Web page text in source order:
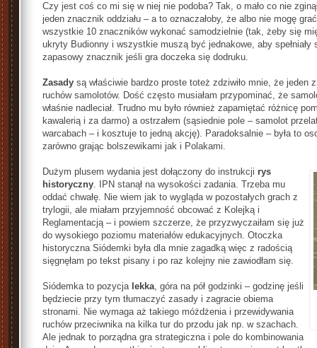
Czy jest coś co mi się w niej nie podoba? Tak, o mało co nie
jeden znacznik oddziału – a to oznaczałoby, że albo nie mogę
wszystkie 10 znaczników wykonać samodzielnie (tak, żeby się
ukryty Budionny i wszystkie muszą być jednakowe, aby spełniały
zapasowy znacznik jeśli gra doczeka się dodruku.
Zasady są właściwie bardzo proste toteż zdziwiło mnie, że jeden
ruchów samolotów. Dość często musiałam przypominać, że
właśnie nadleciał. Trudno mu było również zapamiętać różnicę
kawalerią i za darmo) a ostrzałem (sąsiednie pole – samolot
warcabach – i kosztuje to jedną akcję). Paradoksalnie – była to
zarówno grając bolszewikami jak i Polakami.
Dużym plusem wydania jest dołączony do instrukcji rys
historyczny. IPN stanął na wysokości zadania. Trzeba mu
oddać chwałę. Nie wiem jak to wygląda w pozostałych grach z
trylogii, ale miałam przyjemność obcować z Kolejką i
Reglamentacją – i powiem szczerze, że przyzwyczaiłam się już
do wysokiego poziomu materiałów edukacyjnych. Otoczka
historyczna Siódemki była dla mnie zagadką więc z radością
sięgnęłam po tekst pisany i po raz kolejny nie zawiodłam się.
Siódemka to pozycja lekka, góra na pół godzinki – godzinę jeśli
będziecie przy tym tłumaczyć zasady i zagracie obiema
stronami. Nie wymaga aż takiego móżdżenia i przewidywania
ruchów przeciwnika na kilka tur do przodu jak np. w szachach.
Ale jednak to porządna gra strategiczna i pole do kombinowania